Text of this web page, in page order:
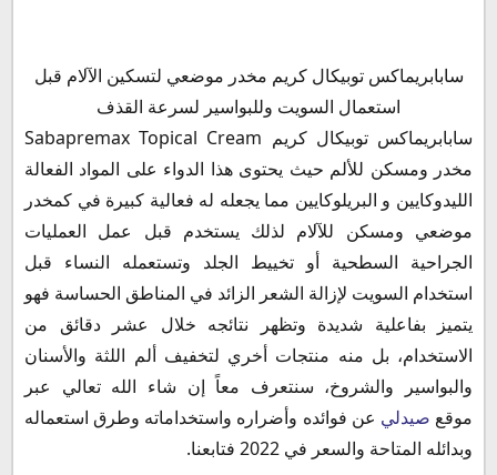
سابابريماكس كريم المادة الفعالة والمكونات
دواعي استعمال دواء سابابريماكس كريم مخدر
الآثار الجانبية لاستعمال مرهم سابابريماكس كريم
موانع استخدام مرهم سابابريماكس كريم
سابابريماكس والحمل
سابابريماكس والرضاعة
الفرق بين التراكايين و سابابريماكس كريم
فوائد مرهم سابابريماكس كريم
سابابريماكس كريم للرجال
هل سابابريماكس كريم يضعف الانتصاب
أضرار سابابريماكس كريم المخدر
سابابريماكس كريم للأطفال
سابابريماكس كريم للحروق
سابابريماكس للبواسير
سابابريماكس توبيكال كريم مخدر موضعي لتسكين الآلام قبل
استعمال السويت وللبواسير لسرعة القذف
سابابريماكس توبيكال كريم Sabapremax Topical Cream
مخدر ومسكن للألم حيث يحتوى هذا الدواء على المواد الفعالة
الليدوكايين و البريلوكايين مما يجعله له فعالية كبيرة في كمخدر
موضعي ومسكن للآلام لذلك يستخدم قبل عمل العمليات
الجراحية السطحية أو تخييط الجلد وتستعمله النساء قبل
استخدام السويت لإزالة الشعر الزائد في المناطق الحساسة فهو
يتميز بفاعلية شديدة وتظهر نتائجه خلال عشر دقائق من
الاستخدام، بل منه منتجات أخري لتخفيف ألم اللثة والأسنان
والبواسير والشروخ، سنتعرف معاً إن شاء الله تعالي عبر
موقع صيدلي عن فوائده وأضراره واستخداماته وطرق استعماله
وبدائله المتاحة والسعر في 2022 فتابعنا.